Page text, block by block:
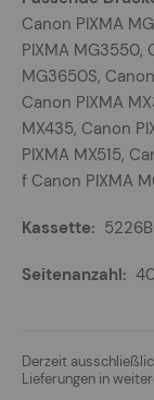
Informationen
Canon PIXMA
PIXMA MG3550,
MG3650S,
Canon PIXMA
MX435, Canon
PIXMA MX515,
f Canon PIXMA
Derzeit
Lieferungen in